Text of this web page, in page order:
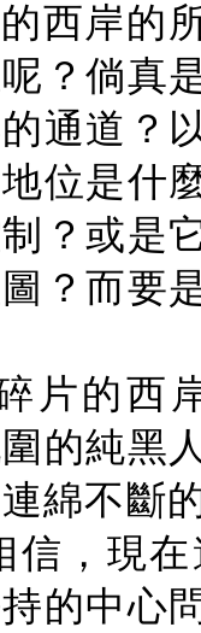
西岸的
？倘真
通道？
位是什
？或是
？而要
片的西
圍的純黑
綿不斷
信，現
的中心